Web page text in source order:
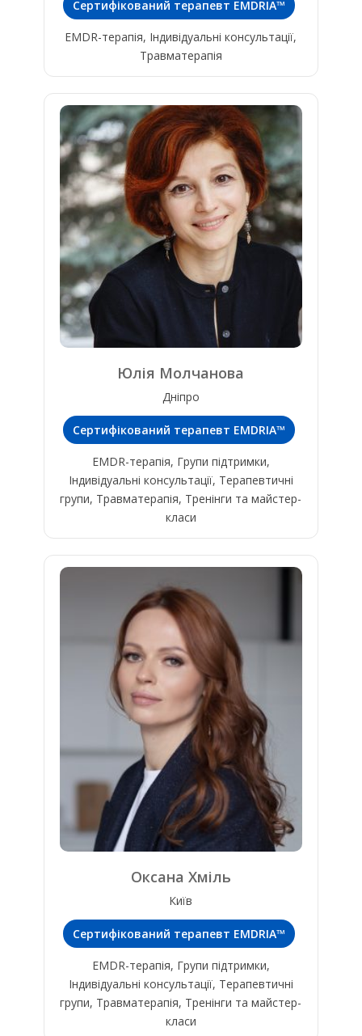
Сертифікований терапевт EMDRIA™
EMDR-терапія, Індивідуальні консультації,
Травматерапія
Юлія Молчанова
Дніпро
Сертифікований терапевт EMDRIA™
EMDR-терапія, Групи підтримки,
Індивідуальні консультації, Терапевтичні
групи, Травматерапія, Тренінги та майстер-
класи
Оксана Хміль
Київ
Сертифікований терапевт EMDRIA™
EMDR-терапія, Групи підтримки,
Індивідуальні консультації, Терапевтичні
групи, Травматерапія, Тренінги та майстер-
класи